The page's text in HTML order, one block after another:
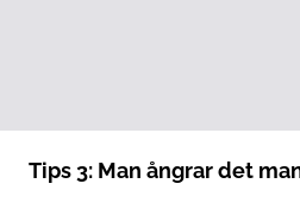
Tips 3: Man ångrar det